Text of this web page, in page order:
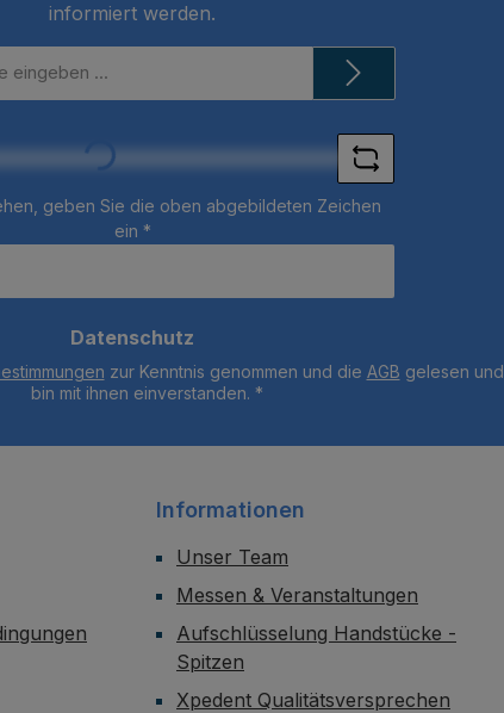
informiert werden.
Loading...
geben Sie die oben abgebildeten Zeichen
ein *
Datenschutz
zur Kenntnis genommen und die AGB gelesen und
bin mit ihnen einverstanden. *
Informationen
Unser Team
Messen & Veranstaltungen
Aufschlüsselung Handstücke -
Spitzen
Xpedent Qualitätsversprechen